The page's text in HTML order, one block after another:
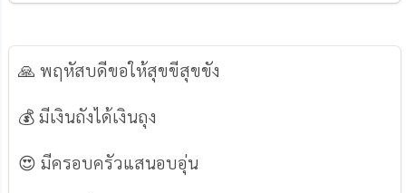
🙏 พฤหัสบดีขอให้สุขขีสุขขัง
💰 มีเงินถังได้เงินถุง
😍 มีครอบครัวแสนอบอุ่น